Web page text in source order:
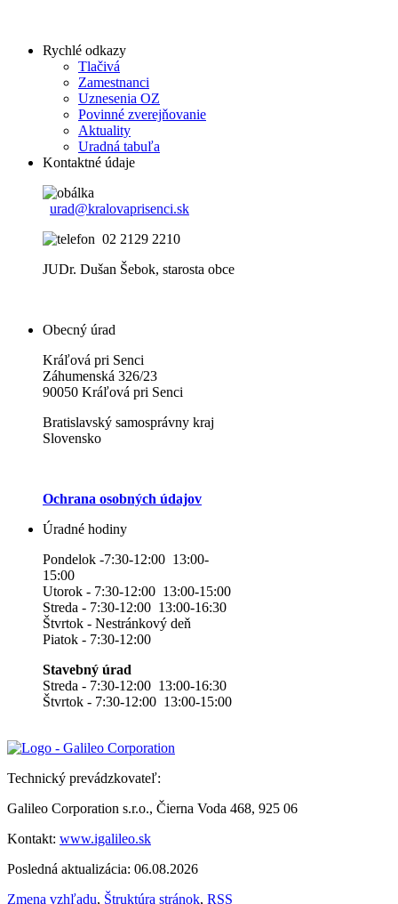
Rychlé odkazy
Tlačivá
Zamestnanci
Uznesenia OZ
Povinné zverejňovanie
Aktuality
Uradná tabuľa
Kontaktné údaje
urad@kralovaprisenci.sk
02 2129 2210
JUDr. Dušan Šebok, starosta obce
Obecný úrad
Kráľová pri Senci
Záhumenská 326/23
90050 Kráľová pri Senci
Bratislavský samosprávny kraj
Slovensko
Ochrana osobných údajov
Úradné hodiny
Pondelok -7:30-12:00 13:00-
15:00
Utorok - 7:30-12:00 13:00-15:00
Streda - 7:30-12:00 13:00-16:30
Štvrtok - Nestránkový deň
Piatok - 7:30-12:00
Stavebný úrad
Streda - 7:30-12:00 13:00-16:30
Štvrtok - 7:30-12:00 13:00-15:00
Technický prevádzkovateľ:
Galileo Corporation s.r.o., Čierna Voda 468, 925 06
Kontakt: www.igalileo.sk
Posledná aktualizácia: 06.08.2026
Zmena vzhľadu, Štruktúra stránok, RSS